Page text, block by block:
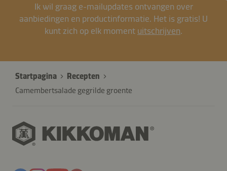
Ik wil graag e-mailupdates ontvangen over
aanbiedingen en productinformatie. Het is gratis! U
kunt zich op elk moment uitschrijven.
Startpagina
Recepten
Camembertsalade gegrilde groente